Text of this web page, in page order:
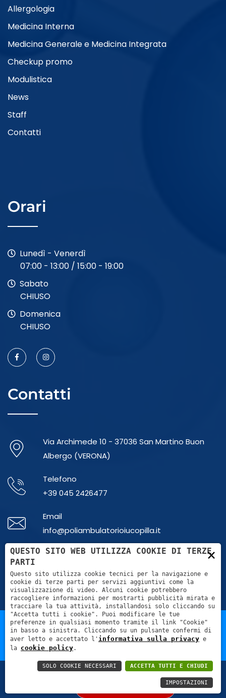
Allergologia
Medicina Interna
Medicina Generale e Medicina Integrata
Checkup promo
Modulistica
News
Staff
Contatti
Orari
Lunedì - Venerdì
07:00 - 13:00 / 15:00 - 19:00
Sabato
CHIUSO
Domenica
CHIUSO
Contatti
Via Archimede 10 - 37036 San Martino Buon
Albergo (VERONA)
Telefono
+39 045 2426477
Email
info@poliambulatorioiucopilla.it
Whatsapp
POLIAMBULATORIO IUCOPILLA S.R.L. - Partita Iva
04589770231 - REA: VR – 433100
×
QUESTO SITO WEB UTILIZZA COOKIE DI TERZE
PARTI
Questo sito utilizza cookie tecnici per la navigazione e
cookie di terze parti per servizi aggiuntivi come la
visualizzazione di video. Alcuni cookie potrebbero
raccogliere informazioni per mostrarti pubblicità mirata e
tracciare la tua attività, installandosi solo cliccando su
"Accetta tutti i cookie". Puoi modificare le tue
preferenze in qualsiasi momento tramite il link "Cookie"
in basso a sinistra. Cliccando su un pulsante confermi di
aver letto e accettato l' informativa sulla privacy e
la cookie policy.
ACCETTA TUTTI E CHIUDI
SOLO COOKIE NECESSARI
IMPOSTAZIONI